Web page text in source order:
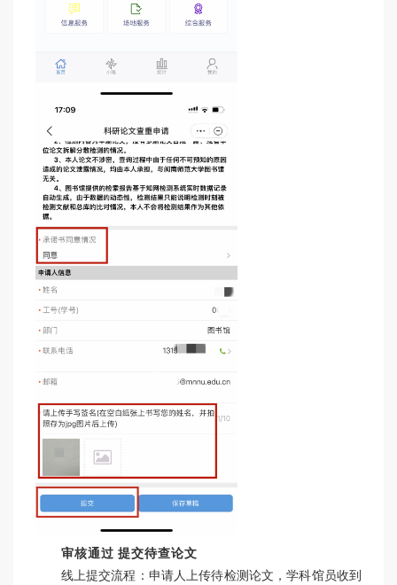
审核通过 提交待查论文
线上提交流程：申请人上传待检测论文，学科馆员收到